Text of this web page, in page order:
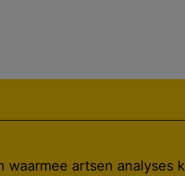
waarmee artsen analyses